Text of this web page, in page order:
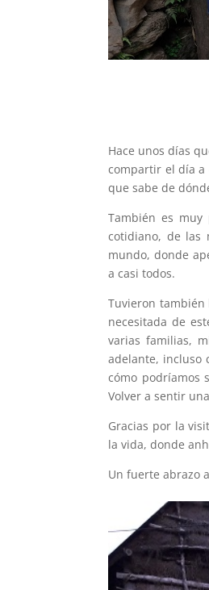
Hace unos días
compartir el día a
que sabe de
También es
cotidiano, de las
mundo, donde
a casi todos.
Tuvieron también
necesitada de
varias familias,
adelante, incluso
cómo podríamos
Volver a sentir
Gracias por la
la vida, donde
Un fuerte abrazo